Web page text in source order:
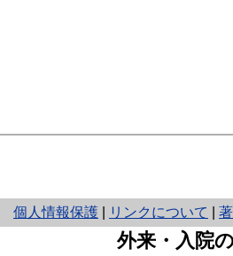
個人情報保護
と
り
ネ
リンクについて
外来・入院